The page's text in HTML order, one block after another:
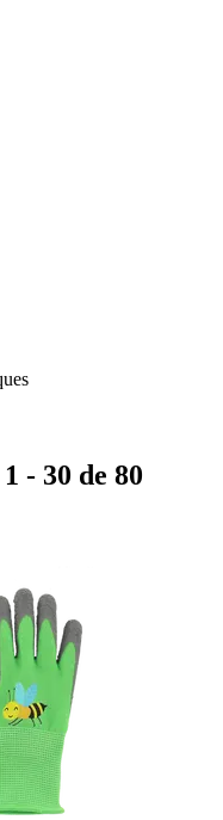
- 30 de 80